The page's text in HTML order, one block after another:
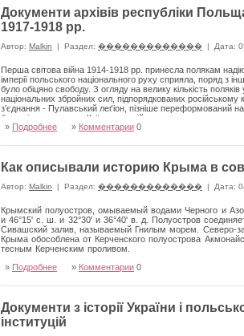
Документи архівів республіки
1917-1918 рр.
Автор: Malkin | Раздел: ������������� | Дата:
Перша світова війна 1914-1918 рр. принесла полякам
імперії польського національного руху сприяла, поряд з
було обіцяно свободу. З огляду на велику кількість
національних збройних сил, підпорядкованих
з’єднання - Пулавський леґіон, пізніше переформований
було відправлено до Київського військового округу для
опинилася у районі Проскурова, звідки у середині
головнокомандувачем ген. Корніловим формуватися на
» Подробнее » Комментарии 0
Как описывали историю Крыма в
Автор: Malkin | Раздел: ������������� | Дата:
Крымский полуостров, омываемый водами Черного и
и 46°15' с. ш. и 32°30' и 36°40' в. д. Полуостров
Сивашский залив, называемый Гнилым морем. Северо-
Крыма обособлена от Керченского полуострова
тесным Керченским проливом.
» Подробнее » Комментарии 0
Документи з історії України і
інституцій